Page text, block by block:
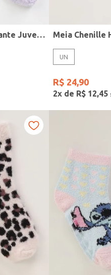
Meia Chenille Antiderrapante Juvenil Para Menina LILAS
UN
R$ 24,90
2x de R$ 12,45